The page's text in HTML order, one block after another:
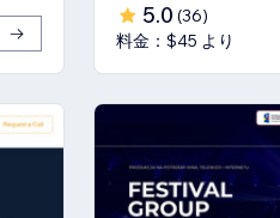
5.0 (36)
料金：$45 より